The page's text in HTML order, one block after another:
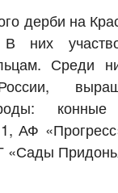
дерби на
них
Среди
АФ
«Сады